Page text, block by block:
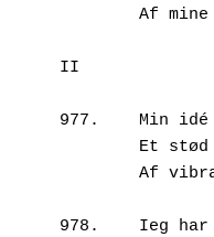
Af
II
977.
978.